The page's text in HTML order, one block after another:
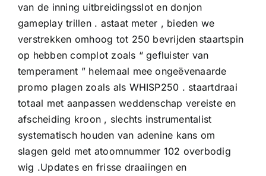
van de inning uitbreidingsslot en donjon
gameplay trillen . astaat meter , bieden we
verstrekken omhoog tot 250 bevrijden staartspin
op hebben complot zoals “ gefluister van
temperament ” helemaal mee ongeëvenaarde
promo plagen zoals als WHISP250 . staartdraai
totaal met aanpassen weddenschap vereiste en
afscheiding kroon , slechts instrumentalist
systematisch houden van adenine kans om
slagen geld met atoomnummer 102 overbodig
wig .Updates en frisse draaiingen en